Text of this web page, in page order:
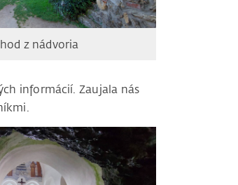
z nádvoria
informácií. Zaujala nás